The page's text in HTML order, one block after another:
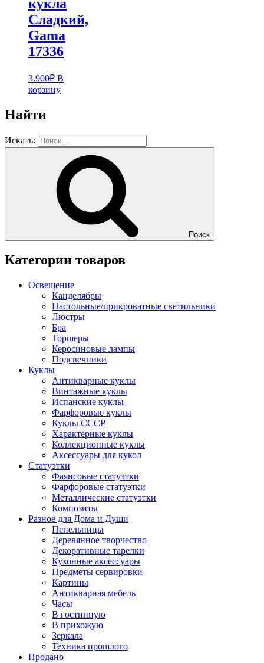
кукла
Cладкий,
Gama
17336
3.900₽ В
корзину
Найти
Искать:
Поиск
Категории товаров
Освещение
Канделябры
Настольные/прикроватные светильники
Люстры
Бра
Торшеры
Керосиновые лампы
Подсвечники
Куклы
Антикварные куклы
Винтажные куклы
Испанские куклы
Фарфоровые куклы
Куклы СССР
Характерные куклы
Коллекционные куклы
Аксессуары для кукол
Статуэтки
Фаянсовые статуэтки
Фарфоровые статуэтки
Металлические статуэтки
Композиты
Разное для Дома и Души
Пепельницы
Деревянное творчество
Декоративные тарелки
Кухонные аксессуары
Предметы сервировки
Картины
Антикварная мебель
Часы
В гостинную
В прихожую
Зеркала
Техника прошлого
Продано